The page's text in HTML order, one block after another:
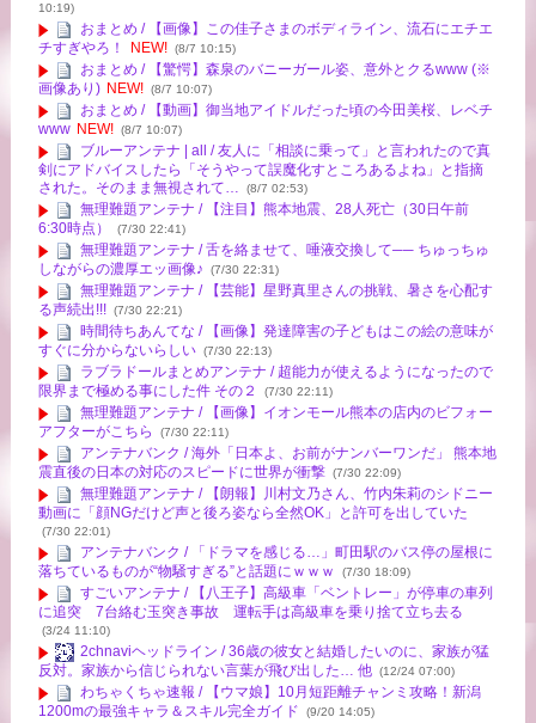
10:19)
おまとめ / 【画像】この佳子さまのボディライン、流石にエチエ
チすぎやろ！
NEW! (8/7 10:15)
おまとめ / 【驚愕】森泉のバニーガール姿、意外とクるwww (※
画像あり) NEW! (8/7 10:07)
おまとめ / 【動画】御当地アイドルだった頃の今田美桜、レベチ
www NEW! (8/7 10:07)
ブルーアンテナ | all / 友人に「相談に乗って」と言われたので真
剣にアドバイスしたら「そうやって誤魔化すところあるよね」と指摘
された。そのまま無視されて…
(8/7 02:53)
無理難題アンテナ / 【注目】熊本地震、28人死亡（30日午前
6:30時点）
(7/30 22:41)
無理難題アンテナ / 舌を絡ませて、唾液交換して── ちゅっちゅ
しながらの濃厚エッ画像♪
(7/30 22:31)
無理難題アンテナ / 【芸能】星野真里さんの挑戦、暑さを心配す
る声続出!!! (7/30 22:21)
時間待ちあんてな / 【画像】発達障害の子どもはこの絵の意味が
すぐに分からないらしい (7/30 22:13)
ラブラドールまとめアンテナ / 超能力が使えるようになったので
限界まで極める事にした件 その２
(7/30 22:11)
無理難題アンテナ / 【画像】イオンモール熊本の店内のビフォー
アフターがこちら
(7/30 22:11)
アンテナバンク / 海外「日本よ、お前がナンバーワンだ」 熊本地
震直後の日本の対応のスピードに世界が衝撃 (7/30 22:09)
無理難題アンテナ / 【朗報】川村文乃さん、竹内朱莉のシドニー
動画に「顔NGだけど声と後ろ姿なら全然OK」と許可を出していた
(7/30 22:01)
アンテナバンク / 「ドラマを感じる…」町田駅のバス停の屋根に
落ちているものが“物騒すぎる”と話題にｗｗｗ
(7/30 18:09)
すごいアンテナ / 【八王子】高級車「ベントレー」が停車の車列
に追突 7台絡む玉突き事故 運転手は高級車を乗り捨て立ち去る
(3/24 11:10)
2chnaviヘッドライン / 36歳の彼女と結婚したいのに、家族が猛
反対。家族から信じられない言葉が飛び出した… 他 (12/24 07:00)
わちゃくちゃ速報 / 【ウマ娘】10月短距離チャンミ攻略！新潟
1200mの最強キャラ＆スキル完全ガイド
(9/20 14:05)